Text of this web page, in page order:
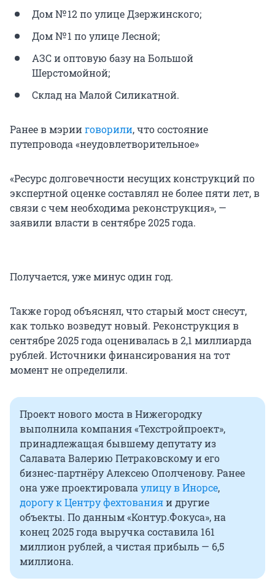
Дом № 12 по улице Дзержинского;
Дом № 1 по улице Лесной;
АЗС и оптовую базу на Большой
Шерстомойной;
Склад на Малой Силикатной.
Ранее в мэрииговорили, что состояние
путепровода «неудовлетворительное»
«Ресурс долговечности несущих конструкций по
экспертной оценке составлял не более пяти лет, в
связи с чем необходима реконструкция», —
заявили власти в сентябре 2025 года.
Получается, уже минус один год.
Также город объяснял, что старый мост снесут,
как только возведут новый. Реконструкция в
сентябре 2025 года оценивалась в 2,1 миллиарда
рублей. Источники финансирования на тот
момент не определили.
Проект нового моста в Нижегородку
выполнила компания «Техстройпроект»,
принадлежащая бывшему депутату из
Салавата Валерию Петраковскому и его
бизнес-партнёру Алексею Ополченову. Ранее
она уже проектировала улицу в Инорсе,
дорогу к Центру фехтованияи другие
объекты. По данным «Контур.Фокуса», на
конец 2025 года выручка составила 161
миллион рублей, а чистая прибыль — 6,5
миллиона.